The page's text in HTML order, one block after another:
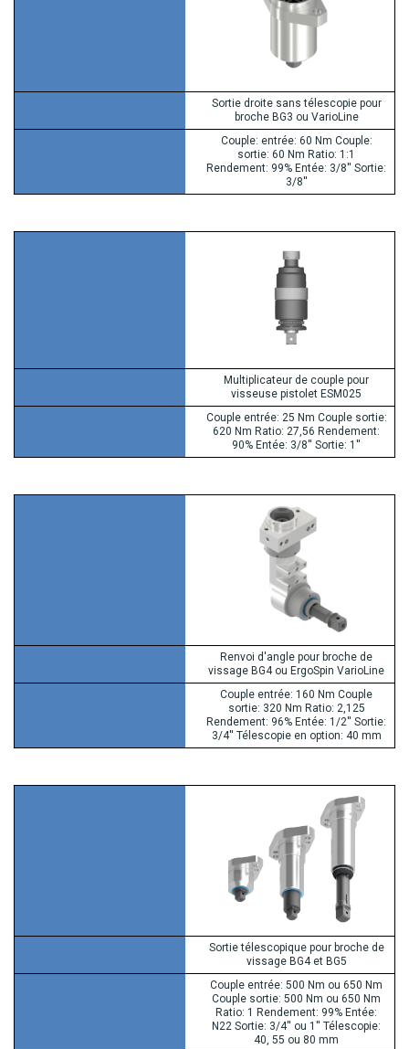
Sortie droite sans télescopie pour
broche BG3 ou VarioLine
Couple: entrée: 60 Nm Couple:
sortie: 60 Nm Ratio: 1:1
Rendement: 99% Entée: 3/8'' Sortie:
3/8''
Multiplicateur de couple pour
visseuse pistolet ESM025
Couple entrée: 25 Nm Couple sortie:
620 Nm Ratio: 27,56 Rendement:
90% Entée: 3/8'' Sortie: 1''
Renvoi d'angle pour broche de
vissage BG4 ou ErgoSpin VarioLine
Couple entrée: 160 Nm Couple
sortie: 320 Nm Ratio: 2,125
Rendement: 96% Entée: 1/2'' Sortie:
3/4'' Télescopie en option: 40 mm
Sortie télescopique pour broche de
vissage BG4 et BG5
Couple entrée: 500 Nm ou 650 Nm
Couple sortie: 500 Nm ou 650 Nm
Ratio: 1 Rendement: 99% Entée:
N22 Sortie: 3/4'' ou 1'' Télescopie:
40, 55 ou 80 mm